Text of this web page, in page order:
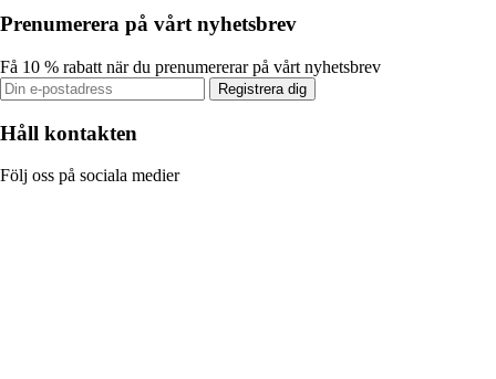
Prenumerera på vårt nyhetsbrev
Få 10 % rabatt när du prenumererar på vårt nyhetsbrev
Registrera dig
Håll kontakten
Följ oss på sociala medier